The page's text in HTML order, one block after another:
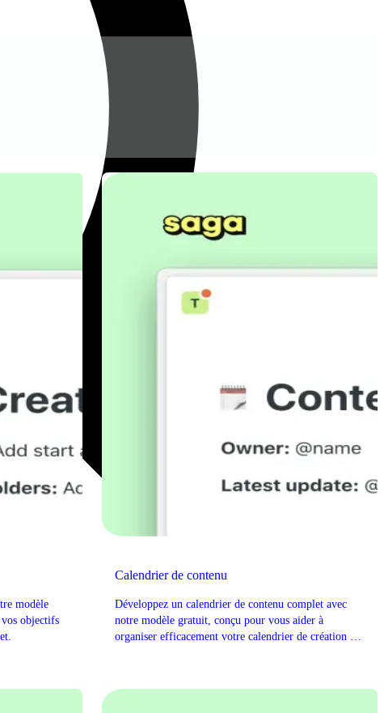
modèle
objectifs
Calendrier de contenu
Développez un calendrier de contenu complet avec
notre modèle gratuit, conçu pour vous aider à
organiser efficacement votre calendrier de création et